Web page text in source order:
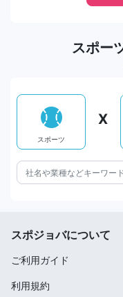
スポー
スポーツ
X
スポジョバについて
ご利用ガイド
利用規約